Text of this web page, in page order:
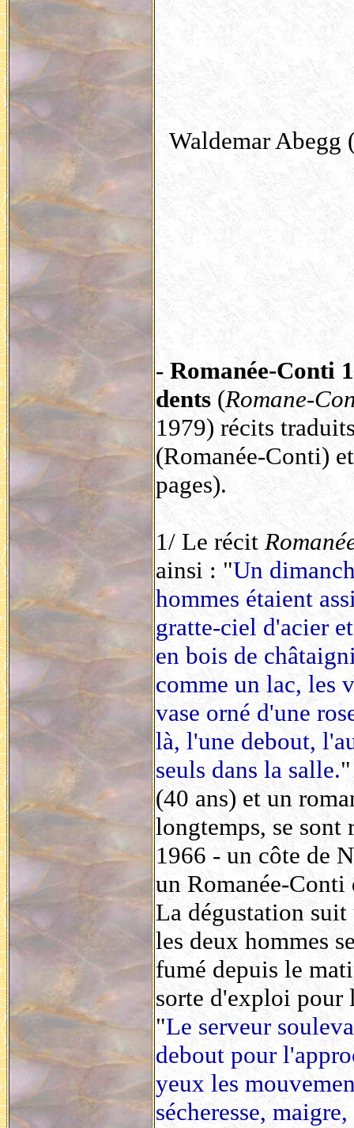
Waldemar
- Romanée-Conti
dents(Romane-
1979) récits
(Romanée-Conti)
pages).
1/ Le récit
ainsi : "Un
hommes étaient
gratte-ciel d'acier
en bois de
comme un lac, les
vase orné d'une
là, l'une debout,
seuls dans la salle.
(40 ans) et un
longtemps, se
1966 - un côte de
un Romanée-
La dégustation suit
les deux hommes
fumé depuis le
sorte d'exploi pour
"Le serveur
debout pour
yeux les
sécheresse,